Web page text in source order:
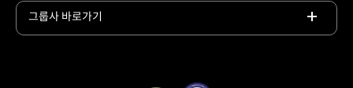
그룹사 바로가기